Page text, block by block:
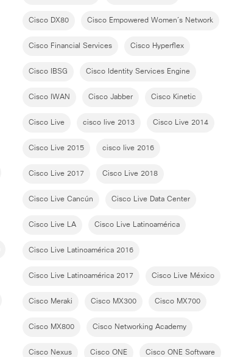
Cisco DX80 Cisco Empowered Women´s Network
Cisco Financial Services Cisco Hyperflex
Cisco IBSG Cisco Identity Services Engine
Cisco IWAN Cisco Jabber Cisco Kinetic
Cisco Live cisco live 2013 Cisco Live 2014
Cisco Live 2015 cisco live 2016
Cisco Live 2017 Cisco Live 2018
Cisco Live Cancún Cisco Live Data Center
Cisco Live LA Cisco Live Latinoamérica
Cisco Live Latinoamérica 2016
Cisco Live Latinoamérica 2017 Cisco Live México
Cisco Meraki Cisco MX300 Cisco MX700
Cisco MX800 Cisco Networking Academy
Cisco Nexus Cisco ONE Cisco ONE Software